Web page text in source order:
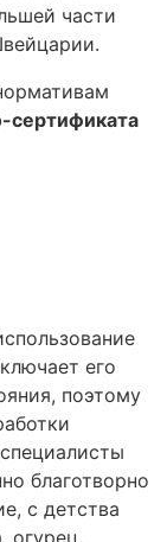
части
сертификата
его
поэтому
благотворно
с детства
огурец,